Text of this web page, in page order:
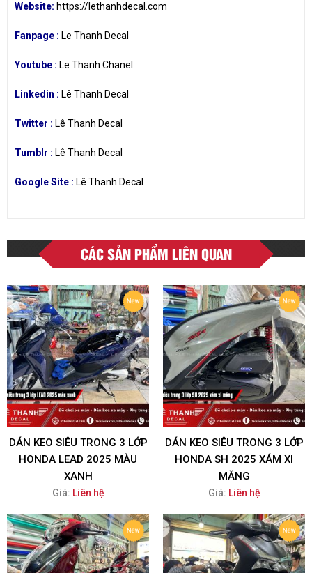
Website: https://lethanhdecal.com
Fanpage : Le Thanh Decal
Youtube : Le Thanh Chanel
Linkedin : Lê Thanh Decal
Twitter : Lê Thanh Decal
Tumblr : Lê Thanh Decal
Google Site : Lê Thanh Decal
CÁC SẢN PHẨM LIÊN QUAN
DÁN KEO SIÊU TRONG 3 LỚP
HONDA LEAD 2025 MÀU
XANH
Giá: Liên hệ
DÁN KEO SIÊU TRONG 3 LỚP
HONDA SH 2025 XÁM XI
MĂNG
Giá: Liên hệ